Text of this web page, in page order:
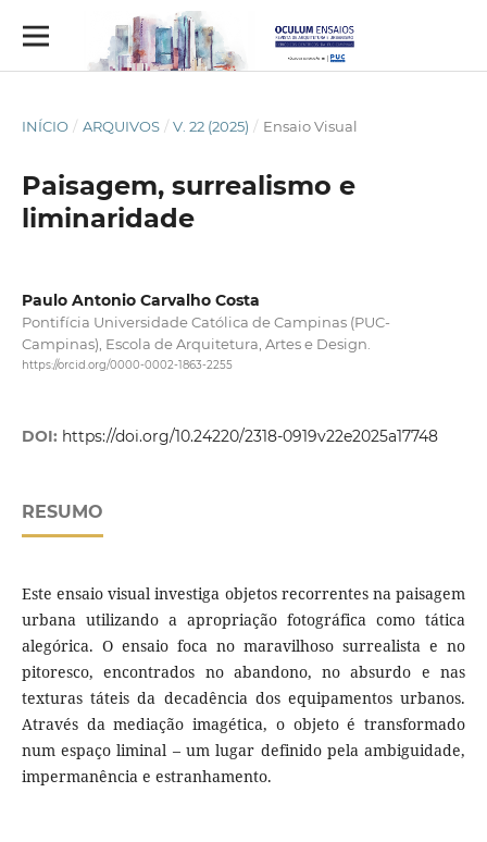
INÍCIO / ARQUIVOS / V. 22 (2025) / Ensaio Visual
Paisagem, surrealismo e
liminaridade
Paulo Antonio Carvalho Costa
Pontifícia Universidade Católica de Campinas (PUC-
Campinas), Escola de Arquitetura, Artes e Design.
https://orcid.org/0000-0002-1863-2255
DOI: https://doi.org/10.24220/2318-0919v22e2025a17748
RESUMO
Este ensaio visual investiga objetos recorrentes na paisagem
urbana utilizando a apropriação fotográfica como tática
alegórica. O ensaio foca no maravilhoso surrealista e no
pitoresco, encontrados no abandono, no absurdo e nas
texturas táteis da decadência dos equipamentos urbanos.
Através da mediação imagética, o objeto é transformado
num espaço liminal – um lugar definido pela ambiguidade,
impermanência e estranhamento.